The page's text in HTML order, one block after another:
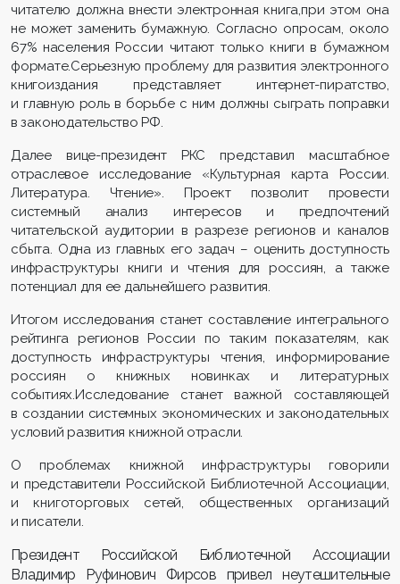
читателю должна внести электронная книга,при этом она
не может заменить бумажную. Согласно опросам, около
67% населения России читают только книги в бумажном
формате.Серьезную проблему для развития электронного
книгоиздания представляет интернет-пиратство,
и главную роль в борьбе с ним должны сыграть поправки
в законодательство РФ.
Далее вице-президент РКС представил масштабное
отраслевое исследование «Культурная карта России.
Литература. Чтение». Проект позволит провести
системный анализ интересов и предпочтений
читательской аудитории в разрезе регионов и каналов
сбыта. Одна из главных его задач – оценить доступность
инфраструктуры книги и чтения для россиян, а также
потенциал для ее дальнейшего развития.
Итогом исследования станет составление интегрального
рейтинга регионов России по таким показателям, как
доступность инфраструктуры чтения, информирование
россиян о книжных новинках и литературных
событиях.Исследование станет важной составляющей
в создании системных экономических и законодательных
условий развития книжной отрасли.
О проблемах книжной инфраструктуры говорили
и представители Российской Библиотечной Ассоциации,
и книготорговых сетей, общественных организаций
и писатели.
Президент Российской Библиотечной Ассоциации
Владимир Руфинович Фирсов привел неутешительные